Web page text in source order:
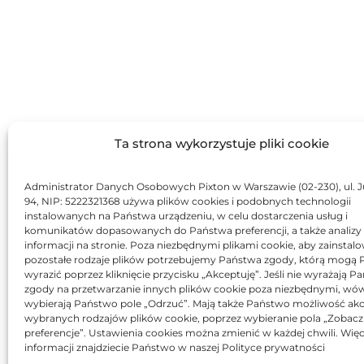
Ta strona wykorzystuje pliki cookie
Administrator Danych Osobowych Pixton w Warszawie (02-230), ul.
94, NIP: 5222321368 używa plików cookies i podobnych technologii
instalowanych na Państwa urządzeniu, w celu dostarczenia usług i
komunikatów dopasowanych do Państwa preferencji, a także analizy
informacji na stronie. Poza niezbędnymi plikami cookie, aby
pozostałe rodzaje plików potrzebujemy Państwa zgody, którą mogą
wyrazić poprzez kliknięcie przycisku „Akceptuję”. Jeśli nie wyrażają
zgody na przetwarzanie innych plików cookie poza niezbędnymi,
wybierają Państwo pole „Odrzuć”. Mają także Państwo możliwość
wybranych rodzajów plików cookie, poprzez wybieranie pola „Zobacz
preferencje”. Ustawienia cookies można zmienić w każdej chwili.
informacji znajdziecie Państwo w naszej Polityce prywatności